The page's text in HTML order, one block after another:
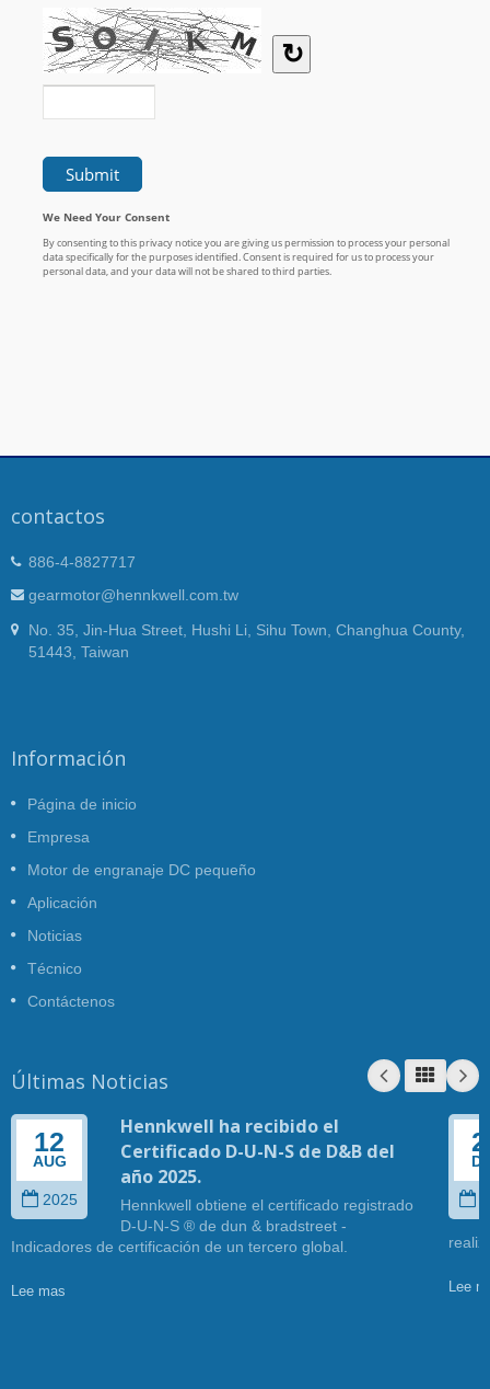
contactos
886-4-8827717
gearmotor@hennkwell.com.tw
No. 35, Jin-Hua Street, Hushi Li, Sihu Town, Changhua County,
51443, Taiwan
Información
Página de inicio
Empresa
Motor de engranaje DC pequeño
Aplicación
Noticias
Técnico
Contáctenos
Últimas Noticias
12
AUG
2025
Hennkwell ha recibido el
Certificado D-U-N-S de D&B del
año 2025.
Hennkwell obtiene el certificado registrado
D-U-N-S ® de dun & bradstreet -
Indicadores de certificación de un tercero global.
Lee mas Lee